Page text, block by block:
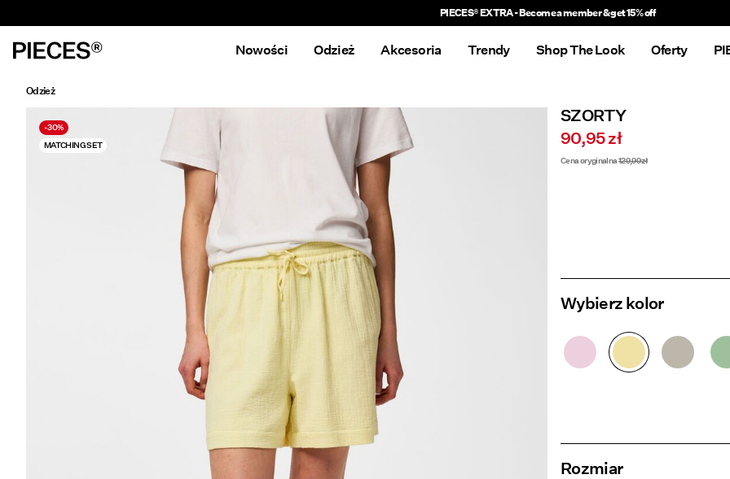
Delivery times will be longer than usual
Nowości Odzież Akcesoria Trendy Shop The Look Oferty
Odzież
-30%
MATCHING SET
SZORTY
90,95 zł
Cena oryginalna129,99 zł
Wybierz kolor
Rozmiar